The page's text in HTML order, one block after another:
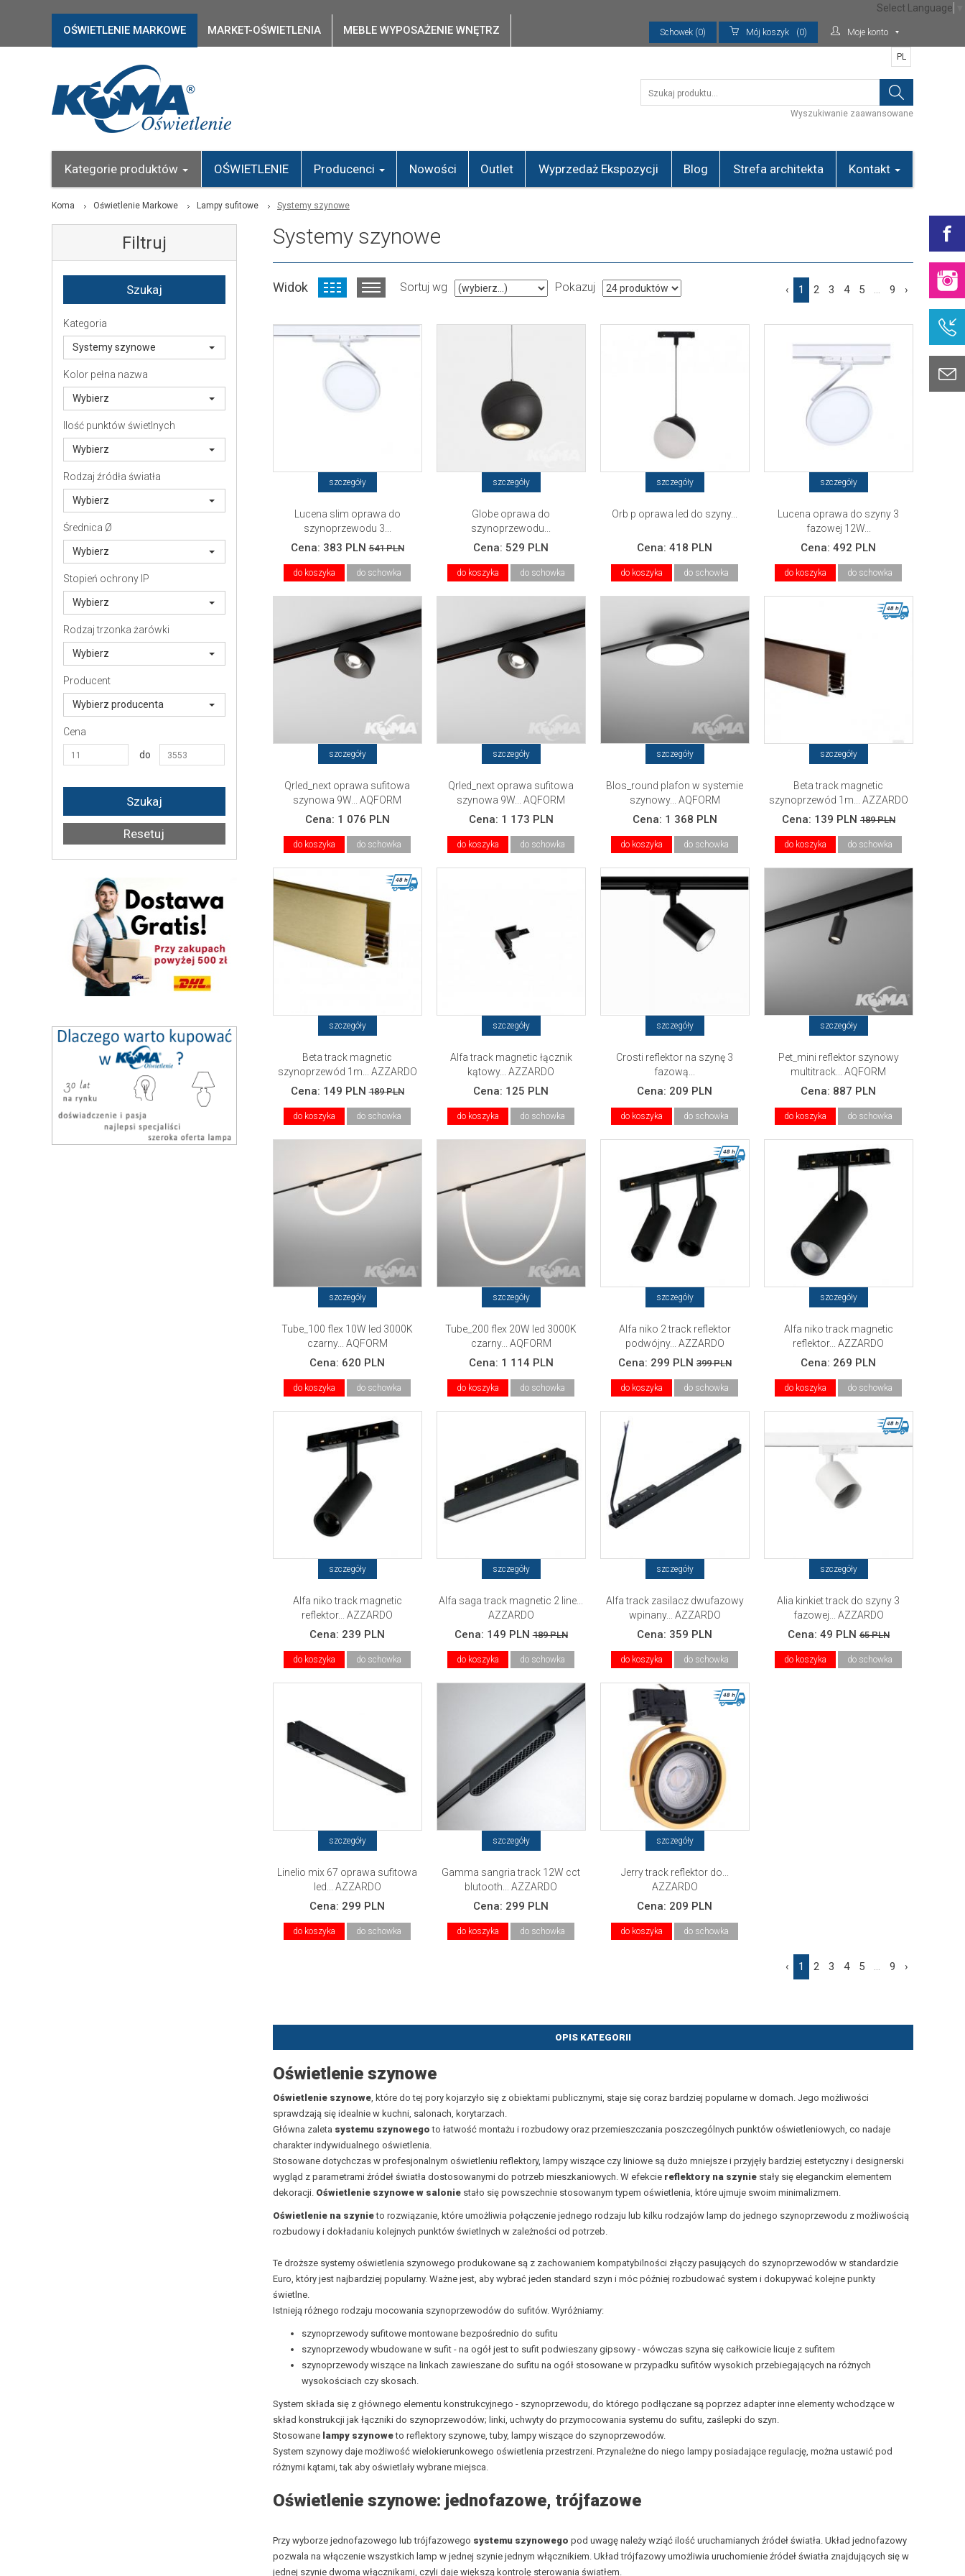
OŚWIETLENIE MARKOWE MARKET-OŚWIETLENIA MEBLE WYPOSAŻENIE WNĘTRZ Schowek (0) Mój koszyk (0) Moje konto
Wyszukiwanie zaawansowane
PL
Kategorie produktów OŚWIETLENIE Producenci Nowości Outlet Wyprzedaż Ekspozycji Blog Strefa architekta Kontakt
Koma Oświetlenie Markowe Lampy sufitowe Systemy szynowe
Filtruj
Kategoria
Systemy szynowe
Kolor pełna nazwa
Wybierz
Ilość punktów świetlnych
Wybierz
Rodzaj źródła światła
Wybierz
Średnica Ø
Wybierz
Stopień ochrony IP
Wybierz
Rodzaj trzonka żarówki
Wybierz
Producent
Wybierz producenta
Cena
do
Systemy szynowe
Widok Sortuj wg Pokazuj ‹ 1 2 3 4 5 ... 9 ›
szczegóły
Lucena slim oprawa do
szynoprzewodu 3...
Cena: 383 PLN 541 PLN
do koszyka do schowka
szczegóły
Globe oprawa do
szynoprzewodu...
Cena: 529 PLN
do koszyka do schowka
szczegóły
Orb p oprawa led do szyny...
Cena:418 PLN
do koszyka do schowka
szczegóły
Lucena oprawa do szyny 3
fazowej 12W...
Cena:492 PLN
do koszyka do schowka
szczegóły
Qrled_next oprawa sufitowa
szynowa 9W... AQFORM
Cena: 1 076 PLN
do koszyka do schowka
szczegóły
Qrled_next oprawa sufitowa
szynowa 9W... AQFORM
Cena: 1 173 PLN
do koszyka do schowka
szczegóły
Blos_round plafon w systemie
szynowy... AQFORM
Cena: 1 368 PLN
do koszyka do schowka
szczegóły
Beta track magnetic
szynoprzewód 1m... AZZARDO
Cena: 139 PLN 189 PLN
do koszyka do schowka
szczegóły
Beta track magnetic
szynoprzewód 1m... AZZARDO
Cena: 149 PLN 189 PLN
do koszyka do schowka
szczegóły
Alfa track magnetic łącznik
kątowy... AZZARDO
Cena: 125 PLN
do koszyka do schowka
szczegóły
Crosti reflektor na szynę 3
fazową...
Cena: 209 PLN
do koszyka do schowka
szczegóły
Pet_mini reflektor szynowy
multitrack... AQFORM
Cena: 887 PLN
do koszyka do schowka
szczegóły
Tube_100 flex 10W led 3000K
czarny... AQFORM
Cena: 620 PLN
do koszyka do schowka
szczegóły
Tube_200 flex 20W led 3000K
czarny... AQFORM
Cena: 1 114 PLN
do koszyka do schowka
szczegóły
Alfa niko 2 track reflektor
podwójny... AZZARDO
Cena: 299 PLN 399 PLN
do koszyka do schowka
szczegóły
Alfa niko track magnetic
reflektor... AZZARDO
Cena: 269 PLN
do koszyka do schowka
szczegóły
Alfa niko track magnetic
reflektor... AZZARDO
Cena: 239 PLN
do koszyka do schowka
szczegóły
Alfa saga track magnetic 2 line...
AZZARDO
Cena: 149 PLN 189 PLN
do koszyka do schowka
szczegóły
Alfa track zasilacz dwufazowy
wpinany... AZZARDO
Cena: 359 PLN
do koszyka do schowka
szczegóły
Alia kinkiet track do szyny 3
fazowej... AZZARDO
Cena: 49 PLN 65 PLN
do koszyka do schowka
szczegóły
Linelio mix 67 oprawa sufitowa
led... AZZARDO
Cena: 299 PLN
do koszyka do schowka
szczegóły
Gamma sangria track 12W cct
blutooth... AZZARDO
Cena: 299 PLN
do koszyka do schowka
szczegóły
Jerry track reflektor do...
AZZARDO
Cena: 209 PLN
do koszyka do schowka
‹ 1 2 3 4 5 ... 9 ›
OPIS KATEGORII
Oświetlenie szynowe
Oświetlenie szynowe, które do tej pory kojarzyło się z obiektami publicznymi, staje się coraz bardziej popularne w domach. Jego możliwości
sprawdzają się idealnie w kuchni, salonach, korytarzach.
Główna zaleta systemu szynowego to łatwość montażu i rozbudowy oraz przemieszczania poszczególnych punktów oświetleniowych, co nadaje
charakter indywidualnego oświetlenia.
Stosowane dotychczas w profesjonalnym oświetleniu reflektory, lampy wiszące czy liniowe są dużo mniejsze i przyjęły bardziej estetyczny i designerski
wygląd z parametrami źródeł światła dostosowanymi do potrzeb mieszkaniowych. W efekcie reflektory na szynie stały się eleganckim elementem
dekoracji. Oświetlenie szynowe w salonie stało się powszechnie stosowanym typem oświetlenia, które ujmuje swoim minimalizmem.
Oświetlenie na szynieto rozwiązanie, które umożliwia połączenie jednego rodzaju lub kilku rodzajów lamp do jednego szynoprzewodu z możliwością
rozbudowy i dokładaniu kolejnych punktów świetlnych w zależności od potrzeb.
Te droższe systemy oświetlenia szynowego produkowane są z zachowaniem kompatybilności złączy pasujących do szynoprzewodów w standardzie
Euro, który jest najbardziej popularny. Ważne jest, aby wybrać jeden standard szyn i móc później rozbudować system i dokupywać kolejne punkty
świetlne.
Istnieją różnego rodzaju mocowania szynoprzewodów do sufitów. Wyróżniamy:
szynoprzewody sufitowe montowane bezpośrednio do sufitu
szynoprzewody wbudowane w sufit - na ogół jest to sufit podwieszany gipsowy - wówczas szyna się całkowicie licuje z sufitem
szynoprzewody wiszące na linkach zawieszane do sufitu na ogół stosowane w przypadku sufitów wysokich przebiegających na różnych
wysokościach czy skosach.
System składa się z głównego elementu konstrukcyjnego - szynoprzewodu, do którego podłączane są poprzez adapter inne elementy wchodzące w
skład konstrukcji jak łączniki do szynoprzewodów; linki, uchwyty do przymocowania systemu do sufitu, zaślepki do szyn.
Stosowane lampy szynoweto reflektory szynowe, tuby, lampy wiszące do szynoprzewodów.
System szynowy daje możliwość wielokierunkowego oświetlenia przestrzeni. Przynależne do niego lampy posiadające regulację, można ustawić pod
różnymi kątami, tak aby oświetlały wybrane miejsca.
Oświetlenie szynowe: jednofazowe, trójfazowe
Przy wyborze jednofazowego lub trójfazowego systemu szynowego pod uwagę należy wziąć ilość uruchamianych źródeł światła. Układ jednofazowy
pozwala na włączenie wszystkich lamp w jednej szynie jednym włącznikiem. Układ trójfazowy umożliwia uruchomienie źródeł światła znajdujących się w
jednej szynie dwoma włącznikami, czyli daje większą kontrolę sterowania światłem.
Select Language